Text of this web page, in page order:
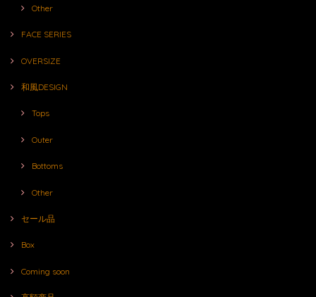
Other
FACE SERIES
OVERSIZE
和風DESIGN
Tops
Outer
Bottoms
Other
セール品
Box
Coming soon